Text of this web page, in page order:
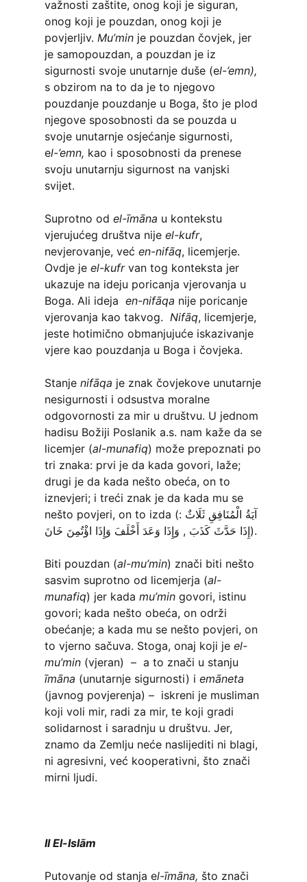
važnosti zaštite, onog koji je siguran,
onog koji je pouzdan, onog koji je
povjerljiv. Mu’min je pouzdan čovjek, jer
je samopouzdan, a pouzdan je iz
sigurnosti svoje unutarnje duše (el-’emn),
s obzirom na to da je to njegovo
pouzdanje pouzdanje u Boga, što je plod
njegove sposobnosti da se pouzda u
svoje unutarnje osjećanje sigurnosti,
el-’emn, kao i sposobnosti da prenese
svoju unutarnju sigurnost na vanjski
svijet.
Suprotno od el-īmāna u kontekstu
vjerujućeg društva nije el-kufr,
nevjerovanje, već en-nifāq, licemjerje.
Ovdje je el-kufrvan tog konteksta jer
ukazuje na ideju poricanja vjerovanja u
Boga. Ali ideja en-nifāqa nije poricanje
vjerovanja kao takvog. Nifāq, licemjerje,
jeste hotimično obmanjujuće iskazivanje
vjere kao pouzdanja u Boga i čovjeka.
Stanje nifāqa je znak čovjekove unutarnje
nesigurnosti i odsustva moralne
odgovornosti za mir u društvu. U jednom
hadisu Božiji Poslanik a.s. nam kaže da se
licemjer (al-munafiq) može prepoznati po
tri znaka: prvi je da kada govori, laže;
drugi je da kada nešto obeća, on to
iznevjeri; i treći znak je da kada mu se
nešto povjeri, on to izda (آيَةُ الْمُنَافِقِ ثَلَاثٌ :
إِذَا حَدَّثَ كَذَبَ , وَإِذَا وَعَدَ أَخْلَفَ وَإِذَا اؤْتُمِنَ خَانَ).
Biti pouzdan (al-mu’min) znači biti nešto
sasvim suprotno od licemjerja (al-
munafiq) jer kada mu’min govori, istinu
govori; kada nešto obeća, on održi
obećanje; a kada mu se nešto povjeri, on
to vjerno sačuva. Stoga, onaj koji je el-
mu’min (vjeran) – a to znači u stanju
īmāna (unutarnje sigurnosti) i emāneta
(javnog povjerenja) – iskreni je musliman
koji voli mir, radi za mir, te koji gradi
solidarnost i saradnju u društvu. Jer,
znamo da Zemlju neće naslijediti ni blagi,
ni agresivni, već kooperativni, što znači
mirni ljudi.
II El-Islām
Putovanje od stanja el-īmāna, što znači